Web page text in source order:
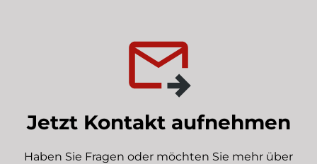
Jetzt Kontakt aufnehmen
Haben Sie Fragen oder möchten Sie mehr über